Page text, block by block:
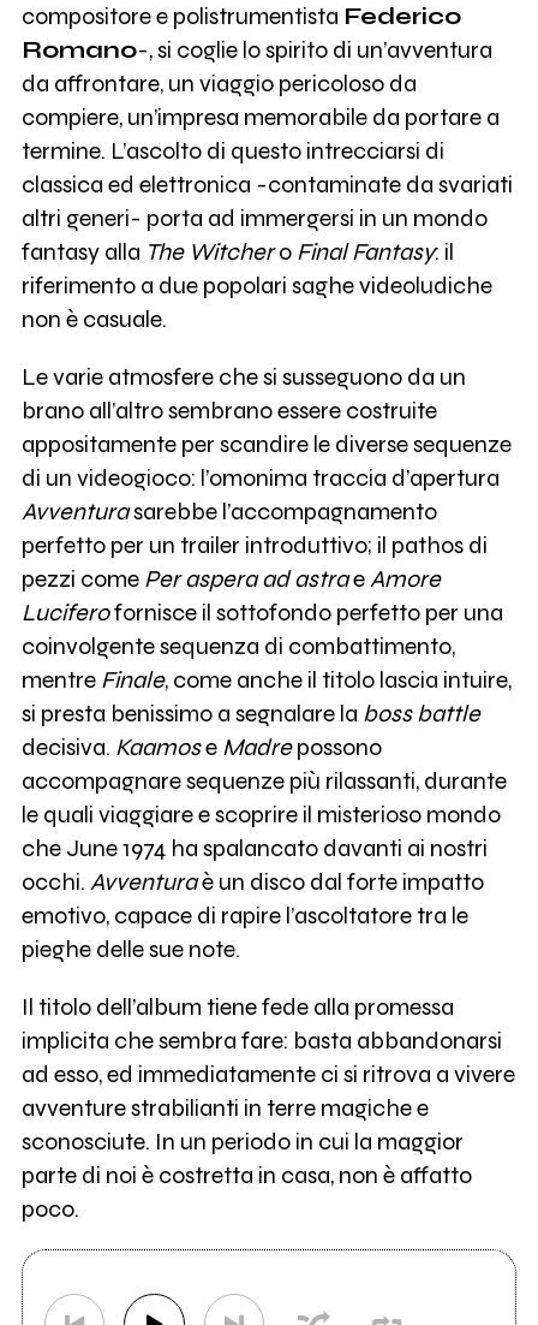
compositore e polistrumentista Federico
Romano-, si coglie lo spirito di un’avventura
da affrontare, un viaggio pericoloso da
compiere, un’impresa memorabile da portare a
termine. L’ascolto di questo intrecciarsi di
classica ed elettronica -contaminate da svariati
altri generi- porta ad immergersi in un mondo
fantasy alla The Witchero Final Fantasy: il
riferimento a due popolari saghe videoludiche
non è casuale.
Le varie atmosfere che si susseguono da un
brano all’altro sembrano essere costruite
appositamente per scandire le diverse sequenze
di un videogioco: l’omonima traccia d’apertura
Avventurasarebbe l’accompagnamento
perfetto per un trailer introduttivo; il pathos di
pezzi come Per aspera ad astraeAmore
Luciferofornisce il sottofondo perfetto per una
coinvolgente sequenza di combattimento,
mentre Finale, come anche il titolo lascia intuire,
si presta benissimo a segnalare la boss battle
decisiva. Kaamose Madrepossono
accompagnare sequenze più rilassanti, durante
le quali viaggiare e scoprire il misterioso mondo
che June 1974 ha spalancato davanti ai nostri
occhi. Avventuraè un disco dal forte impatto
emotivo, capace di rapire l’ascoltatore tra le
pieghe delle sue note.
Il titolo dell’album tiene fede alla promessa
implicita che sembra fare: basta abbandonarsi
ad esso, ed immediatamente ci si ritrova a vivere
avventure strabilianti in terre magiche e
sconosciute. In un periodo in cui la maggior
parte di noi è costretta in casa, non è affatto
poco.